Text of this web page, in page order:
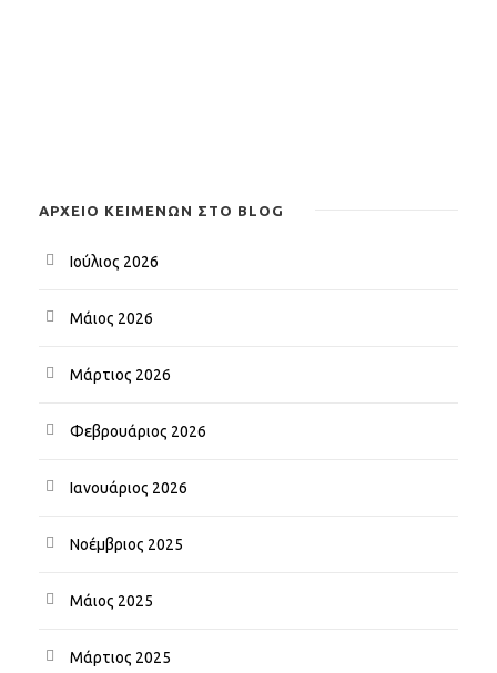
ΑΡΧΕΊΟ ΚΕΙΜΈΝΩΝ ΣΤΟ BLOG
Ιούλιος 2026
Μάιος 2026
Μάρτιος 2026
Φεβρουάριος 2026
Ιανουάριος 2026
Νοέμβριος 2025
Μάιος 2025
Μάρτιος 2025